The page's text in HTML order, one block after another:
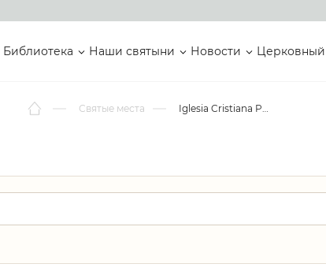
Библиотека Наши святыни Новости Церковный
Святые места Iglesia Cristiana Pentecostes Mar de Cristal